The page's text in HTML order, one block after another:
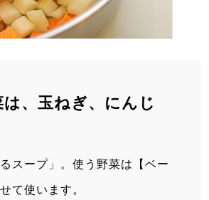
は、玉ねぎ、にんじ
スープ」。使う野菜は【ベー
て使います。